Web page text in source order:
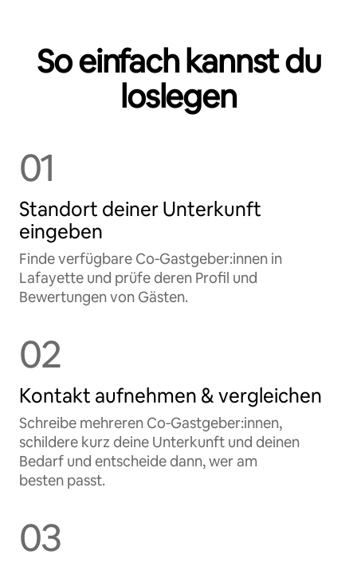
So einfach kannst du
loslegen
01
Standort deiner Unterkunft
eingeben
Finde verfügbare Co‑Gastgeber:innen in
Lafayette und prüfe deren Profil und
Bewertungen von Gästen.
02
Kontakt aufnehmen & vergleichen
Schreibe mehreren Co‑Gastgeber:innen,
schildere kurz deine Unterkunft und deinen
Bedarf und entscheide dann, wer am
besten passt.
03